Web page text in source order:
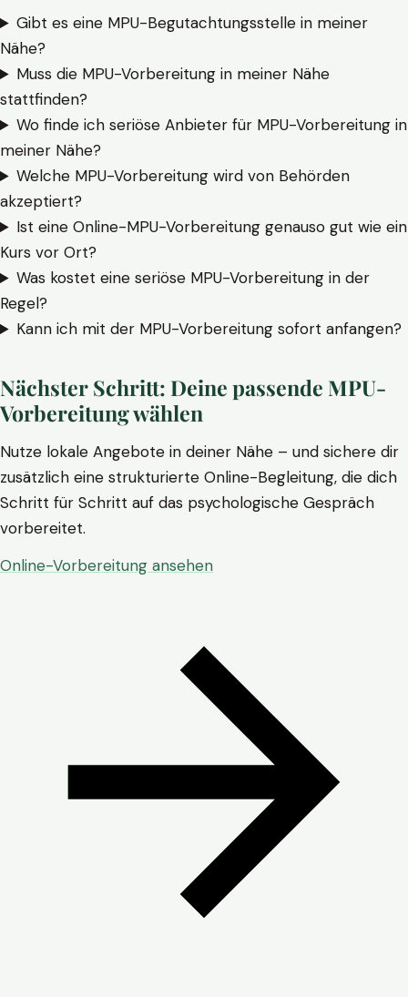
Gibt es eine MPU-Begutachtungsstelle in meiner
Nähe?
Muss die MPU-Vorbereitung in meiner Nähe
stattfinden?
Wo finde ich seriöse Anbieter für MPU-Vorbereitung in
meiner Nähe?
Welche MPU-Vorbereitung wird von Behörden
akzeptiert?
Ist eine Online-MPU-Vorbereitung genauso gut wie ein
Kurs vor Ort?
Was kostet eine seriöse MPU-Vorbereitung in der
Regel?
Kann ich mit der MPU-Vorbereitung sofort anfangen?
Nächster Schritt: Deine passende MPU-
Vorbereitung wählen
Nutze lokale Angebote in deiner Nähe – und sichere dir
zusätzlich eine strukturierte Online-Begleitung, die dich
Schritt für Schritt auf das psychologische Gespräch
vorbereitet.
Online-Vorbereitung ansehen